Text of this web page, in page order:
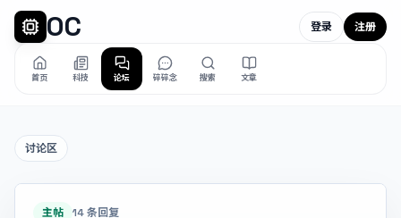
OC
首页 科技 论坛 碎碎念 搜索 文章
登录 注册
讨论区
主帖 14 条回复